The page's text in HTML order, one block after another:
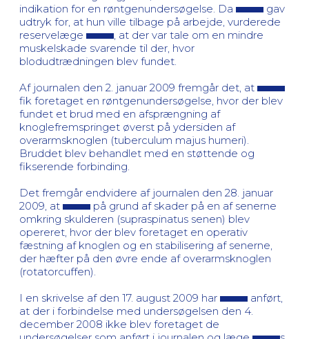
indikation for en røntgenundersøgelse. Da
gav
udtryk for, at hun ville tilbage på arbejde, vurderede
reservelæge
, at der var tale om en mindre
muskelskade svarende til der, hvor
blodudtrædningen blev fundet.
Af journalen den 2. januar 2009 fremgår det, at
fik foretaget en røntgenundersøgelse, hvor der blev
fundet et brud med en afsprængning af
knoglefremspringet øverst på ydersiden af
overarmsknoglen (tuberculum majus humeri).
Bruddet blev behandlet med en støttende og
fikserende forbinding.
Det fremgår endvidere af journalen den 28. januar
2009, at
på grund af skader på en af senerne
omkring skulderen (supraspinatus senen) blev
opereret, hvor der blev foretaget en operativ
fæstning af knoglen og en stabilisering af senerne,
der hæfter på den øvre ende af overarmsknoglen
(rotatorcuffen).
I en skrivelse af den 17. august 2009 har
anført,
at der i forbindelse med undersøgelsen den 4.
december 2008 ikke blev foretaget de